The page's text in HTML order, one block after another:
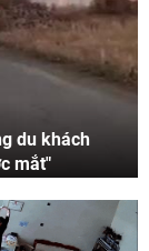
du khách
mắt"